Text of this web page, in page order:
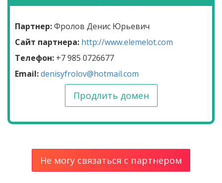
Партнер:Фролов Денис Юрьевич
Сайт партнера: http://www.elemelot.com
Телефон: +7 985 0726677
Email:denisyfrolov@hotmail.com
Продлить домен
Не могу связаться с партнером